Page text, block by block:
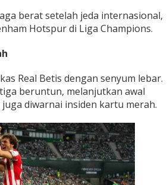
berat setelah jeda internasional,
Hotspur di Liga Champions.
Real Betis dengan senyum lebar.
beruntun, melanjutkan awal
diwarnai insiden kartu merah.